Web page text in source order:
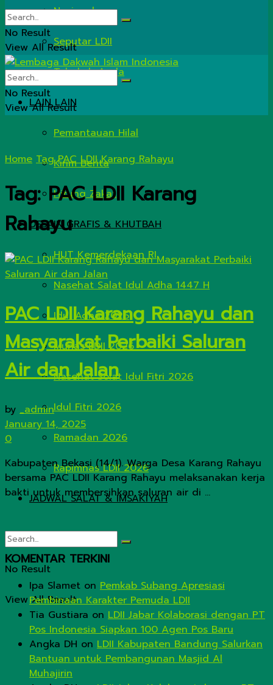
Nasional
Seputar LDII
Tahukah Anda
LAIN LAIN
Pemantauan Hilal
Kirim Berita
Hitung Zakat
DESAIN GRAFIS & KHUTBAH
HUT Kemerdekaan RI
Nasehat Salat Idul Adha 1447 H
Idul Adha 2026
Munas LDII 2026
Nasehat Solat Idul Fitri 2026
Idul Fitri 2026
Ramadan 2026
Rapimnas LDII 2026
JADWAL SALAT & IMSAKIYAH
No Result
View All Result
No Result
View All Result
No Result
View All Result
Home Tag PAC LDII Karang Rahayu
Tag:PAC LDII Karang
Rahayu
PAC LDII Karang Rahayu dan
Masyarakat Perbaiki Saluran
Air dan Jalan
by _admin
January 14, 2025
0
Kabupaten Bekasi (14/1). Warga Desa Karang Rahayu
bersama PAC LDII Karang Rahayu melaksanakan kerja
bakti untuk membersihkan saluran air di ...
KOMENTAR TERKINI
Ipa Slamet on Pemkab Subang Apresiasi
Pembinaan Karakter Pemuda LDII
Tia Gustiara on LDII Jabar Kolaborasi dengan PT
Pos Indonesia Siapkan 100 Agen Pos Baru
Angka DH on LDII Kabupaten Bandung Salurkan
Bantuan untuk Pembangunan Masjid Al
Muhajirin